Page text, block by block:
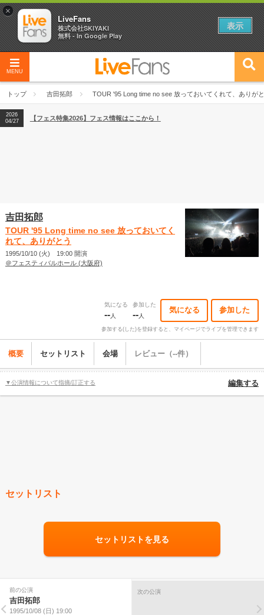
MENU
トップ 吉田拓郎 TOUR '95 Long time no see 放っておいてくれて、ありが
2026
04/27
2026
【ライブ動員ランキング】2026年上半期編発表！
2026
04/27
【フェス特集2026】フェス情報はここから！
吉田拓郎
TOUR '95 Long time no see 放っておいてく
れて、ありがとう
1995/10/10 (火) 19:00 開演
＠フェスティバルホール (大阪府)
気になる
--人
参加した
--人
気になる 参加した
参加する(した)を登録すると、マイページでライブを管理できます
概要 セットリスト 会場 レビュー（--件）
▼公演情報について指摘/訂正する 編集する
セットリスト
セットリストを見る
前の公演
吉田拓郎
1995/10/08 (日) 19:00
次の公演
×
LiveFans
株式会社SKIYAKI
無料 - In Google Play
表示